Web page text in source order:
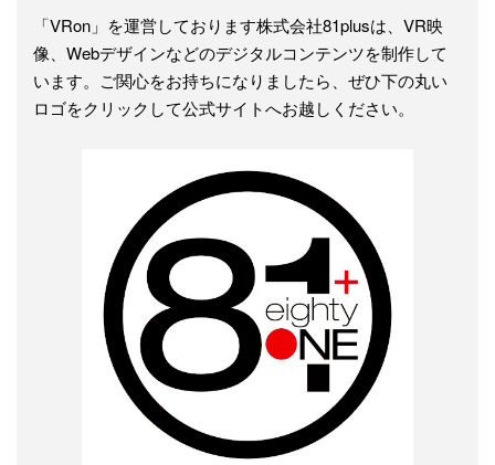
「VRon」を運営しております株式会社81plusは、VR映
像、Webデザインなどのデジタルコンテンツを制作して
います。ご関心をお持ちになりましたら、ぜひ下の丸い
ロゴをクリックして公式サイトへお越しください。